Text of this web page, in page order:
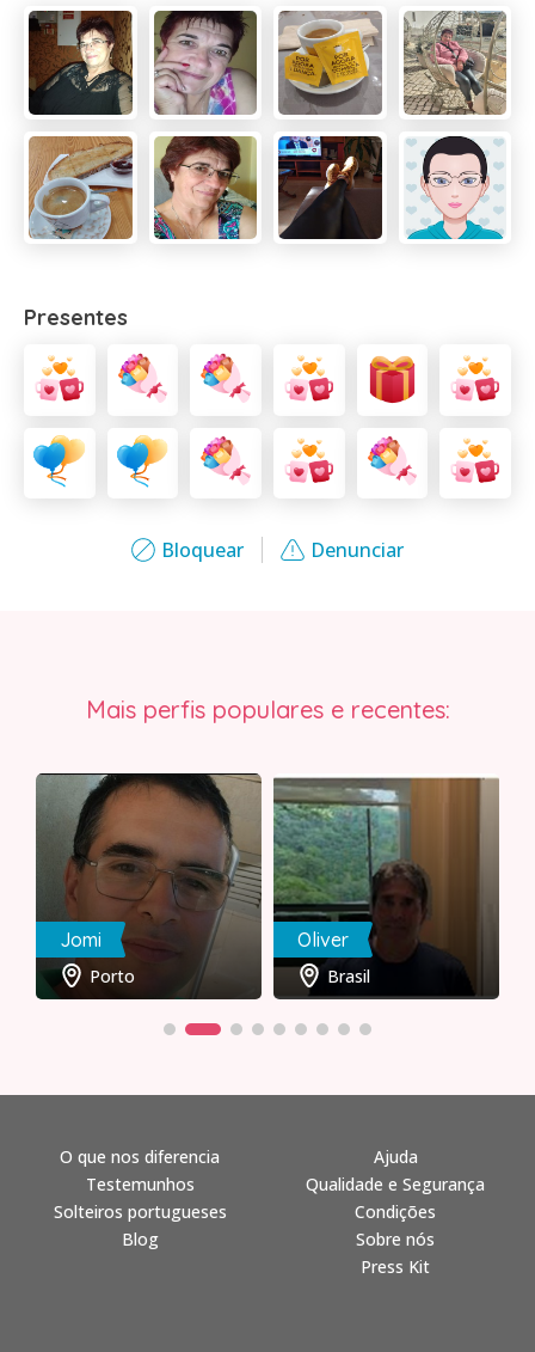
Bloquear Denunciar
Presentes
Mais perfis populares e recentes:
Jomi
Porto
Oliver
Brasil
O que nos diferencia
Testemunhos
Solteiros portugueses
Blog
Ajuda
Qualidade e Segurança
Condições
Sobre nós
Press Kit